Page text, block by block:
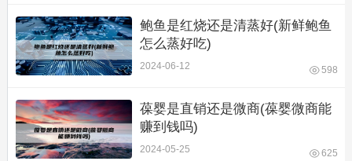
鲍鱼是红烧还是清蒸好(新鲜鲍鱼
怎么蒸好吃)
2024-06-12 598
葆婴是直销还是微商(葆婴微商能
赚到钱吗)
2024-05-25 625